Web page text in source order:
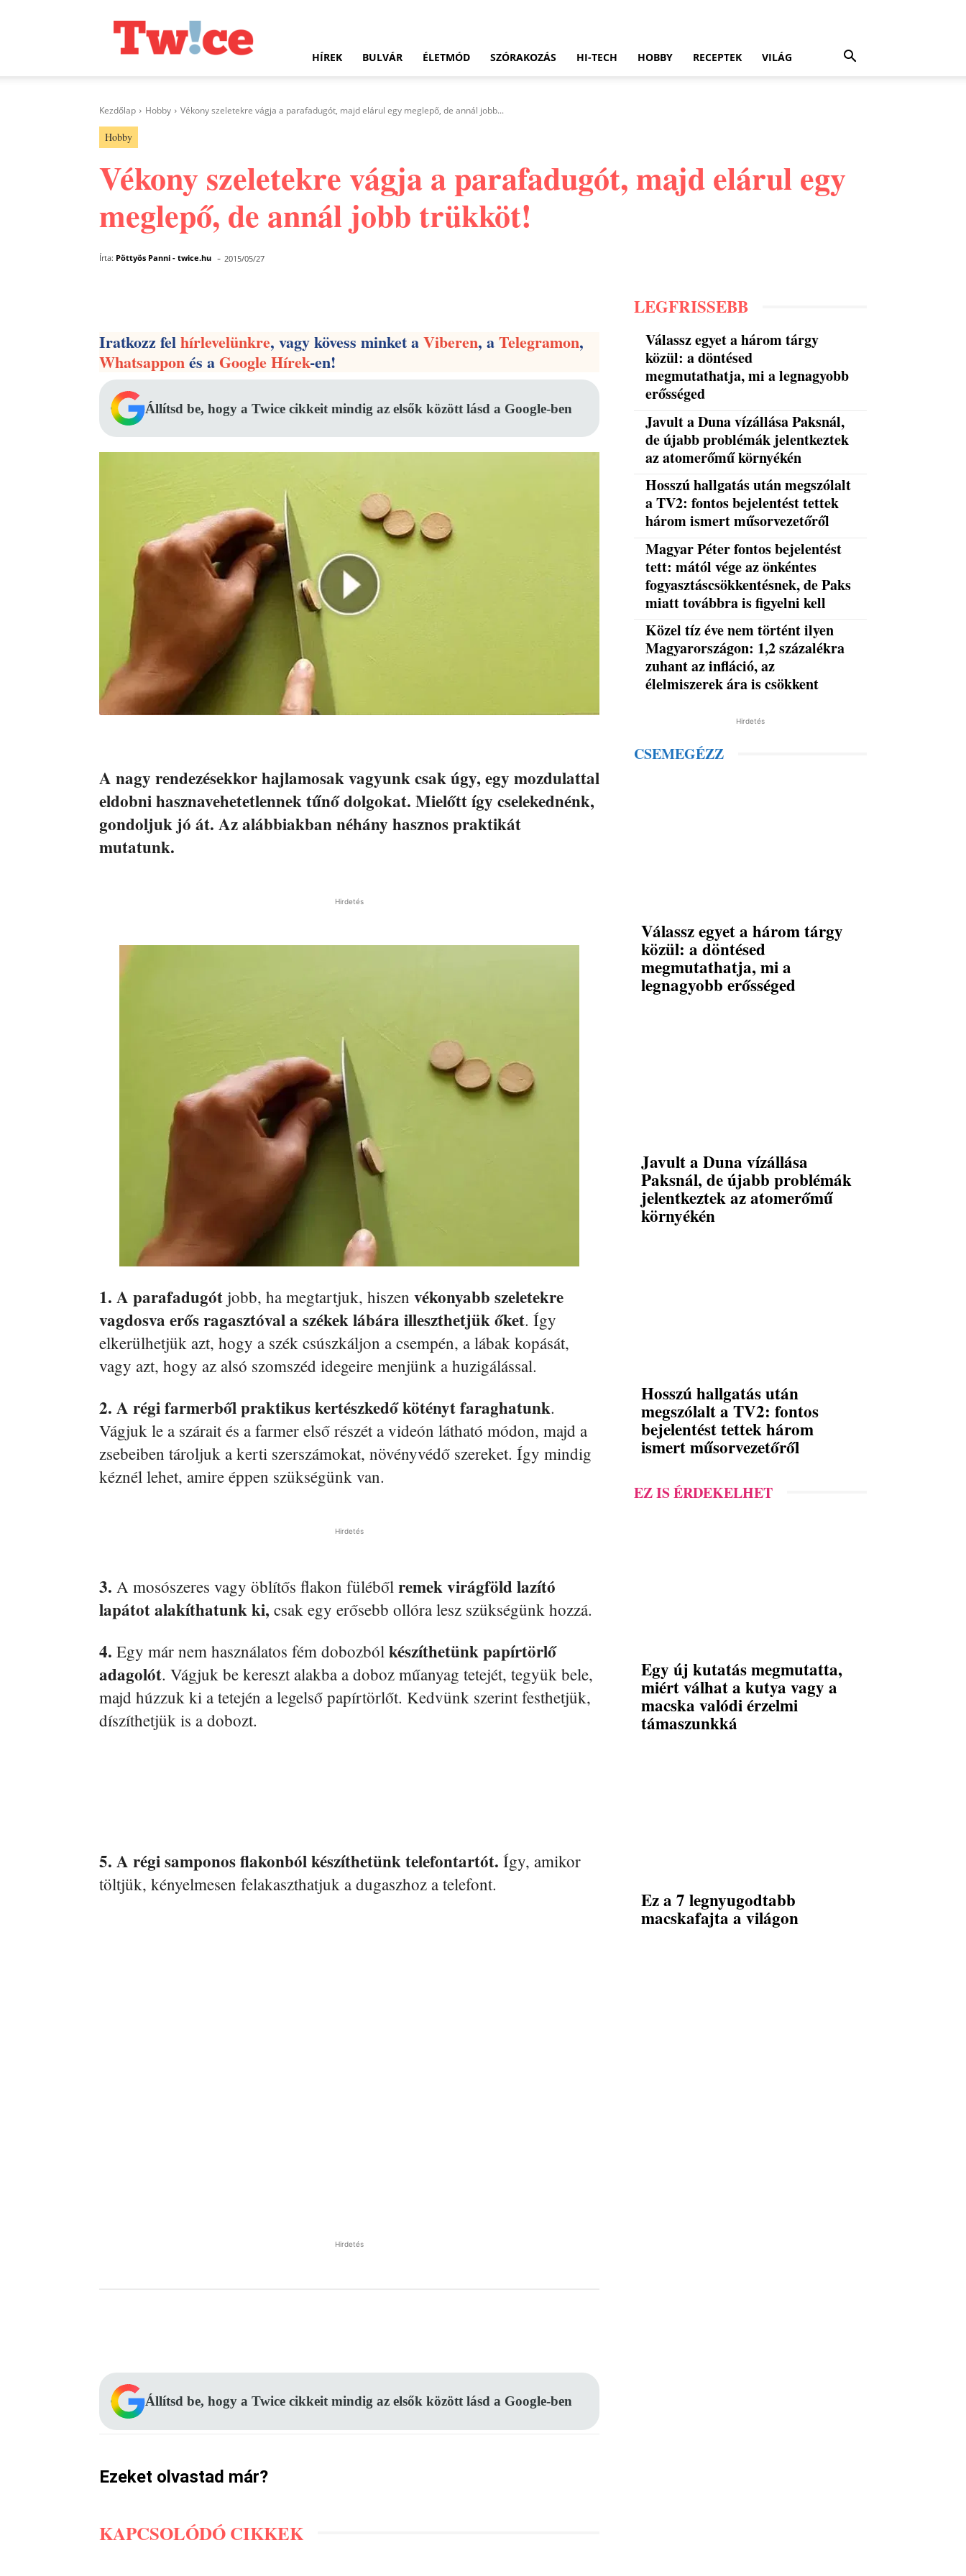
HÍREK BULVÁR ÉLETMÓD SZÓRAKOZÁS HI-TECH HOBBY RECEPTEK VILÁG
Kezdőlap Hobby Vékony szeletekre vágja a parafadugót, majd elárul egy meglepő, de annál jobb...
Hobby
Vékony szeletekre vágja a parafadugót, majd elárul egy
meglepő, de annál jobb trükköt!
Írta: Pöttyös Panni - twice.hu - 2015/05/27
Iratkozz felhírlevelünkre, vagy kövess minket aViberen, aTelegramon,
Whatsapponés aGoogle Hírek-en!
Állítsd be, hogy a Twice cikkeit mindig az elsők között lásd a Google-ben
A nagy rendezésekkor hajlamosak vagyunk csak úgy, egy mozdulattal
eldobni hasznavehetetlennek tűnő dolgokat. Mielőtt így cselekednénk,
gondoljuk jó át. Az alábbiakban néhány hasznos praktikát
mutatunk.
Hirdetés
1. A parafadugót jobb, ha megtartjuk, hiszen vékonyabb szeletekre
vagdosva erős ragasztóval a székek lábára illeszthetjük őket. Így
elkerülhetjük azt, hogy a szék csúszkáljon a csempén, a lábak kopását,
vagy azt, hogy az alsó szomszéd idegeire menjünk a huzigálással.
2. A régi farmerből praktikus kertészkedő kötényt faraghatunk.
Vágjuk le a szárait és a farmer első részét a videón látható módon, majd a
zsebeiben tároljuk a kerti szerszámokat, növényvédő szereket. Így mindig
kéznél lehet, amire éppen szükségünk van.
Hirdetés
3. A mosószeres vagy öblítős flakon füléből remek virágföld lazító
lapátot alakíthatunk ki, csak egy erősebb ollóra lesz szükségünk hozzá.
4. Egy már nem használatos fém dobozból készíthetünk papírtörlő
adagolót. Vágjuk be kereszt alakba a doboz műanyag tetejét, tegyük bele,
majd húzzuk ki a tetején a legelső papírtörlőt. Kedvünk szerint festhetjük,
díszíthetjük is a dobozt.
5. A régi samponos flakonból készíthetünk telefontartót. Így, amikor
töltjük, kényelmesen felakaszthatjuk a dugaszhoz a telefont.
Hirdetés
Állítsd be, hogy a Twice cikkeit mindig az elsők között lásd a Google-ben
Ezeket olvastad már?
KAPCSOLÓDÓ CIKKEK
LEGFRISSEBB
Válassz egyet a három tárgy
közül: a döntésed
megmutathatja, mi a legnagyobb
erősséged
Javult a Duna vízállása Paksnál,
de újabb problémák jelentkeztek
az atomerőmű környékén
Hosszú hallgatás után megszólalt
a TV2: fontos bejelentést tettek
három ismert műsorvezetőről
Magyar Péter fontos bejelentést
tett: mától vége az önkéntes
fogyasztáscsökkentésnek, de Paks
miatt továbbra is figyelni kell
Közel tíz éve nem történt ilyen
Magyarországon: 1,2 százalékra
zuhant az infláció, az
élelmiszerek ára is csökkent
Hirdetés
CSEMEGÉZZ
Válassz egyet a három tárgy
közül: a döntésed
megmutathatja, mi a
legnagyobb erősséged
Javult a Duna vízállása
Paksnál, de újabb problémák
jelentkeztek az atomerőmű
környékén
Hosszú hallgatás után
megszólalt a TV2: fontos
bejelentést tettek három
ismert műsorvezetőről
EZ IS ÉRDEKELHET
Egy új kutatás megmutatta,
miért válhat a kutya vagy a
macska valódi érzelmi
támaszunkká
Ez a 7 legnyugodtabb
macskafajta a világon